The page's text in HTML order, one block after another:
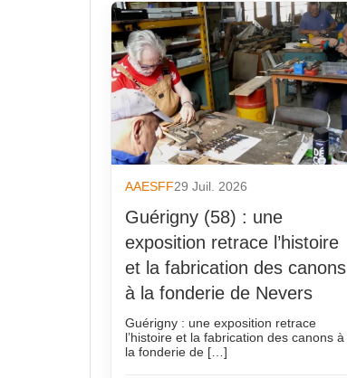
Derniers Commentaires
AAESFF
Actu flash
Actualité Emploi
Agenda
Automobile
Décès
Economie
Emploi
Environnement/C02
AAESFF29 Juil. 2026
Guérigny (58) : une
exposition retrace l’histoire
et la fabrication des canons
à la fonderie de Nevers
Guérigny : une exposition retrace
l’histoire et la fabrication des canons à
la fonderie de […]